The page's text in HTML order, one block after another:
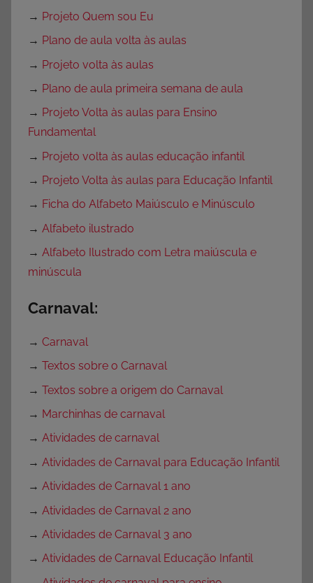
→ Projeto Quem sou Eu
→ Plano de aula volta às aulas
→ Projeto volta às aulas
→ Plano de aula primeira semana de aula
→ Projeto Volta às aulas para Ensino
Fundamental
→ Projeto volta às aulas educação infantil
→ Projeto Volta às aulas para Educação Infantil
→ Ficha do Alfabeto Maiúsculo e Minúsculo
→ Alfabeto ilustrado
→ Alfabeto Ilustrado com Letra maiúscula e
minúscula
Carnaval:
→ Carnaval
→ Textos sobre o Carnaval
→ Textos sobre a origem do Carnaval
→ Marchinhas de carnaval
→ Atividades de carnaval
→ Atividades de Carnaval para Educação Infantil
→ Atividades de Carnaval 1 ano
→ Atividades de Carnaval 2 ano
→ Atividades de Carnaval 3 ano
→ Atividades de Carnaval Educação Infantil